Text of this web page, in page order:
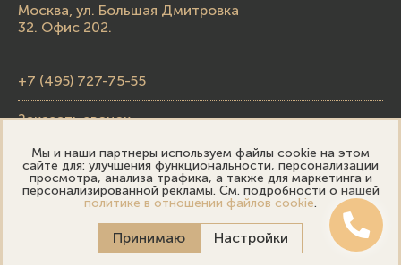
Москва, ул. Большая Дмитровка
32. Офис 202.
+7 (495) 727-75-55
Заказать звонок
skupka@emporiumgold.com
sale@emporiumgold.com
Режим работы:
Мы и наши партнеры используем файлы cookie на этом
сайте для: улучшения функциональности, персонализации
просмотра, анализа трафика, а также для маркетинга и
персонализированной рекламы. См. подробности о нашей
политике в отношении файлов cookie.
Принимаю Настройки